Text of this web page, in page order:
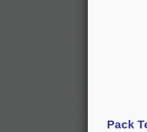
Pack